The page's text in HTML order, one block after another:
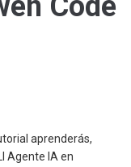
aprenderás,
Agente IA en